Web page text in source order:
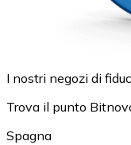
I nostri negozi di
Trova il punto
Spagna